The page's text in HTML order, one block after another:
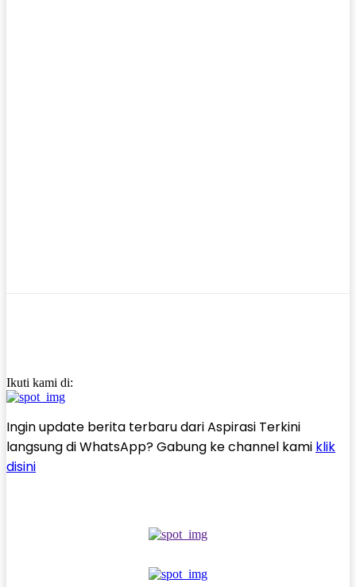
Ikuti kami di:
Ingin update berita terbaru dari Aspirasi Terkini
langsung di WhatsApp? Gabung ke channel kami klik
disini